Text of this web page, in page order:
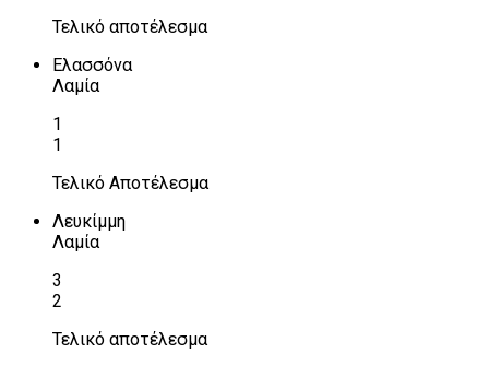
Τελικό αποτέλεσμα
Ελασσόνα
Λαμία
1
1
Τελικό Αποτέλεσμα
Λευκίμμη
Λαμία
3
2
Τελικό αποτέλεσμα